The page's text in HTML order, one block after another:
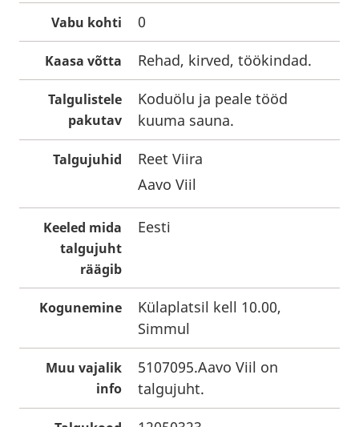
Vabu kohti 0
Kaasa võtta Rehad, kirved, töökindad.
Talgulistele
pakutav
Koduölu ja peale tööd
kuuma sauna.
Talgujuhid
Reet Viira
Aavo Viil
Keeled mida
talgujuht
räägib
Eesti
Kogunemine
Külaplatsil kell 10.00,
Simmul
Muu vajalik
info
5107095.Aavo Viil on
talgujuht.